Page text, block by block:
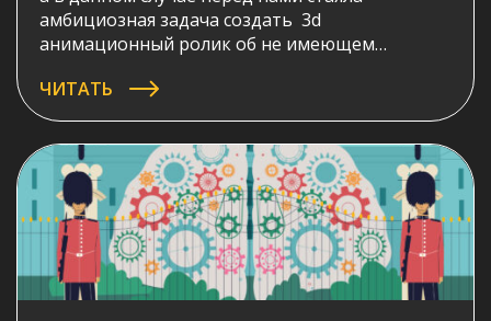
амбициозная задача создать 3d
анимационный ролик об не имеющем
майнинга. Тематики, о которой все слышали,
но разбираются лишь немногие. Впрочем,
основная цель продукта COIN FLY сделать
майнинг доступным всем – а значит, наш
ролик должен […]
ЧИТАТЬ